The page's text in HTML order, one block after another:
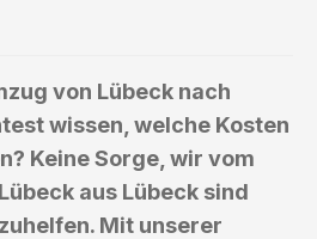
von Lübeck nach
wissen, welche Kosten
Keine Sorge, wir vom
aus Lübeck sind
Mit unserer